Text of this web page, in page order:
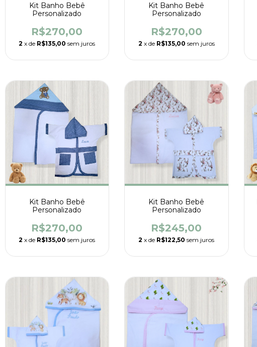
Kit Banho Bebê
Personalizado
R$270,00
2 x de R$135,00 sem juros
Kit Banho Bebê
Personalizado
R$270,00
2 x de R$135,00 sem juros
Kit Banho Bebê
Personalizado
R$270,00
2 x de R$135,00 sem juros
Kit Banho Bebê
Personalizado
R$245,00
2 x de R$122,50 sem juros